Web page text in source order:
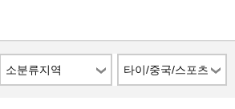
소분류지역 타이/중국/스포츠